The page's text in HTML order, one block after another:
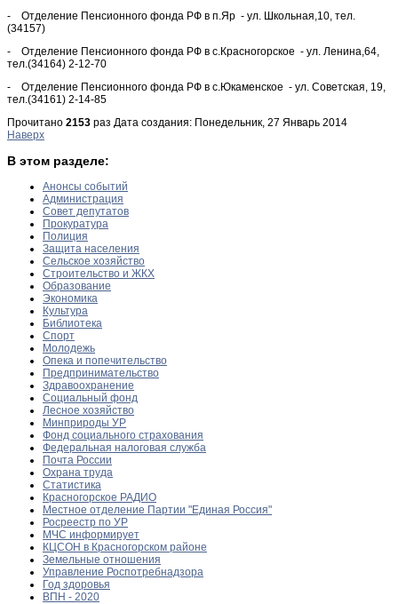
- Отделение Пенсионного фонда РФ в п.Яр - ул. Школьная,10, тел.
(34157)
- Отделение Пенсионного фонда РФ в с.Красногорское - ул. Ленина,64,
тел.(34164) 2-12-70
- Отделение Пенсионного фонда РФ в с.Юкаменское - ул. Советская, 19,
тел.(34161) 2-14-85
Прочитано 2153 раз Дата создания: Понедельник, 27 Январь 2014
Наверх
В этом разделе:
Анонсы событий
Администрация
Совет депутатов
Прокуратура
Полиция
Защита населения
Сельское хозяйство
Строительство и ЖКХ
Образование
Экономика
Культура
Библиотека
Спорт
Молодежь
Опека и попечительство
Предпринимательство
Здравоохранение
Социальный фонд
Лесное хозяйство
Минприроды УР
Фонд социального страхования
Федеральная налоговая служба
Почта России
Охрана труда
Статистика
Красногорское РАДИО
Местное отделение Партии "Единая Россия"
Росреестр по УР
МЧС информирует
КЦСОН в Красногорском районе
Земельные отношения
Управление Роспотребнадзора
Год здоровья
ВПН - 2020